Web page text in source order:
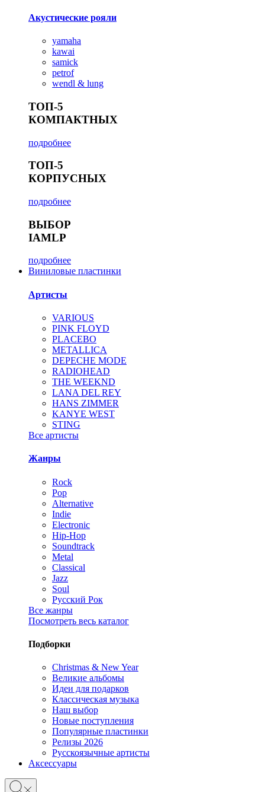
Акустические рояли
yamaha
kawai
samick
petrof
wendl & lung
ТОП-5
КОМПАКТНЫХ
подробнее
ТОП-5
КОРПУСНЫХ
подробнее
ВЫБОР
IAMLP
подробнее
Виниловые пластинки
Артисты
VARIOUS
PINK FLOYD
PLACEBO
METALLICA
DEPECHE MODE
RADIOHEAD
THE WEEKND
LANA DEL REY
HANS ZIMMER
KANYE WEST
STING
Все артисты
Жанры
Rock
Pop
Alternative
Indie
Electronic
Hip-Hop
Soundtrack
Metal
Classical
Jazz
Soul
Русский Рок
Все жанры
Посмотреть весь каталог
Подборки
Christmas & New Year
Великие альбомы
Идеи для подарков
Классическая музыка
Наш выбор
Новые поступления
Популярные пластинки
Релизы 2026
Русскоязычные артисты
Аксессуары